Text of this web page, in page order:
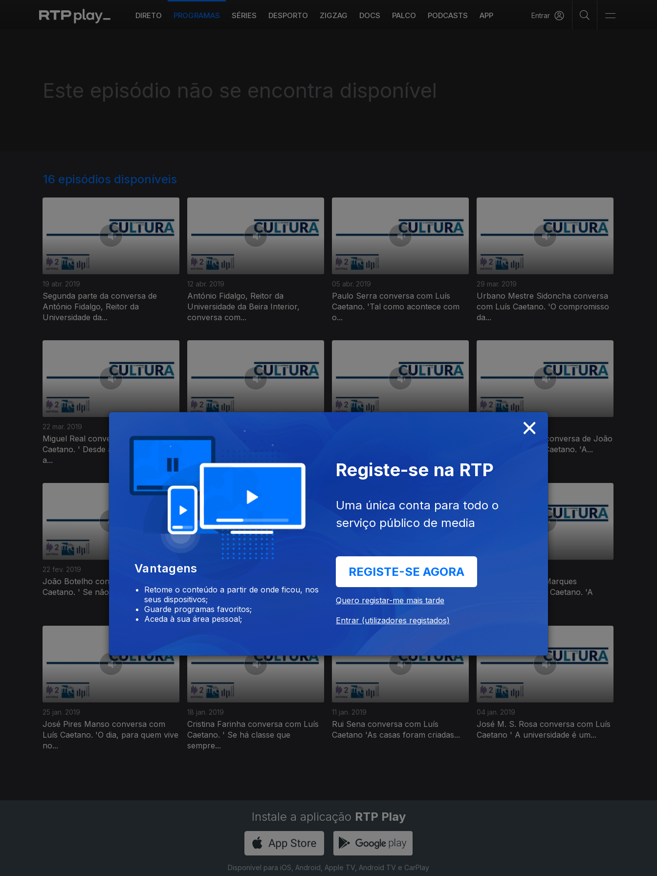
DIRETO PROGRAMAS SÉRIES DESPORTO ZIGZAG DOCS PALCO PODCASTS APP Entrar
Este episódio não se encontra disponível
16 episódios disponíveis
19 abr. 2019
Segunda parte da conversa de
António Fidalgo, Reitor da
Universidade da...
12 abr. 2019
António Fidalgo, Reitor da
Universidade da Beira Interior,
conversa com...
05 abr. 2019
Paulo Serra conversa com Luís
Caetano. 'Tal como acontece com
o...
29 mar. 2019
Urbano Mestre Sidoncha conversa
com Luís Caetano. 'O compromisso
da...
22 mar. 2019
Miguel Real conversa com Luís
Caetano. ' Desde a década de 90,
a...
Victor Amaral conversa com Luís
Caetano. 'A cultura é um combate
pela...
Segunda parte da conversa de João
Botelho com Luís Caetano. 'A...
22 fev. 2019
João Botelho conversa com Luís
Caetano. ' Se não há dinheiro para...
15 fev. 2019
Moisés de Lemos Martins com Luís...
08 fev. 2019
do...
Fernando Pereira Marques
conversa com Luís Caetano. 'A
25 jan. 2019
José Pires Manso conversa com
Luís Caetano. 'O dia, para quem vive
no...
18 jan. 2019
Cristina Farinha conversa com Luís
Caetano. ' Se há classe que
sempre...
11 jan. 2019
Rui Sena conversa com Luís
Caetano 'As casas foram criadas...
04 jan. 2019
José M. S. Rosa conversa com Luís
Caetano ' A universidade é um...
Instale a aplicação RTP Play
Disponível para iOS, Android, Apple TV, Android TV e CarPlay
×
Vantagens
Retome o conteúdo a partir de onde ficou, nos
seus dispositivos;
Guarde programas favoritos;
Aceda à sua área pessoal;
Registe-se na RTP
Uma única conta para todo o
serviço público de media
REGISTE-SE AGORA
Quero registar-me mais tarde
Entrar (utilizadores registados)